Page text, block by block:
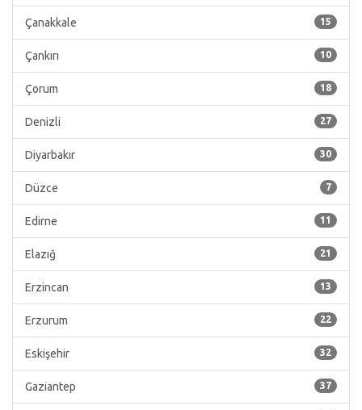
15
Çanakkale
10
Çankırı
18
Çorum
27
Denizli
30
Diyarbakır
7
Düzce
11
Edirne
21
Elazığ
13
Erzincan
22
Erzurum
32
Eskişehir
37
Gaziantep